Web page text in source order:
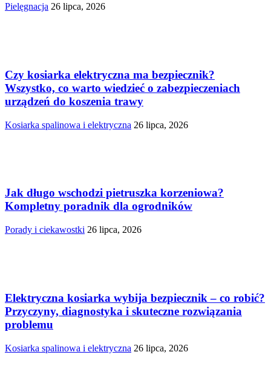
Pielęgnacja 26 lipca, 2026
Czy kosiarka elektryczna ma bezpiecznik?
Wszystko, co warto wiedzieć o zabezpieczeniach
urządzeń do koszenia trawy
Kosiarka spalinowa i elektryczna 26 lipca, 2026
Jak długo wschodzi pietruszka korzeniowa?
Kompletny poradnik dla ogrodników
Porady i ciekawostki 26 lipca, 2026
Elektryczna kosiarka wybija bezpiecznik – co robić?
Przyczyny, diagnostyka i skuteczne rozwiązania
problemu
Kosiarka spalinowa i elektryczna 26 lipca, 2026